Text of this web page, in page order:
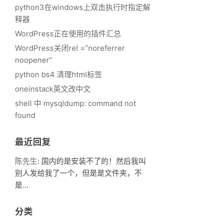
python3在windows上双击执行时指定解
释器
WordPress正在使用的插件汇总
WordPress关闭rel =”noreferrer
noopener”
python bs4 清理html标签
oneinstack英文改中文
shell 中 mysqldump: command not
found
最近回复
陈先生: 国内的是安装不了的！然后我叫
别人发给我了一个，但是是文件夹，不
是...
分类